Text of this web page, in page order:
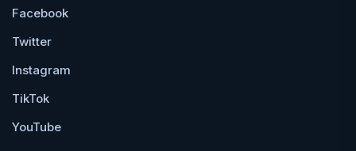
Facebook
Twitter
Instagram
TikTok
YouTube